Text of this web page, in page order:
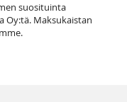
suosituinta
Oy:tä. Maksukaistan